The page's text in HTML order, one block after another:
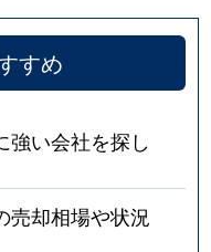
すめ
強い会社を探し
売却相場や状況